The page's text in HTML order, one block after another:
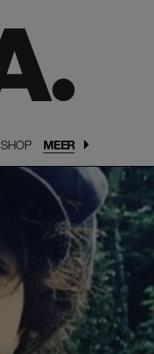
SHOP
SHOP MEER